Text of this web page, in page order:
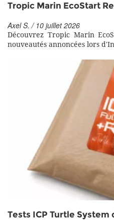
Tropic Marin EcoStart
Axel S. / 10 juillet 2026
Découvrez Tropic Marin
nouveautés annoncées lors
Tests ICP Turtle System